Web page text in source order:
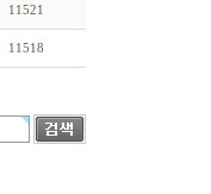
11521
11518